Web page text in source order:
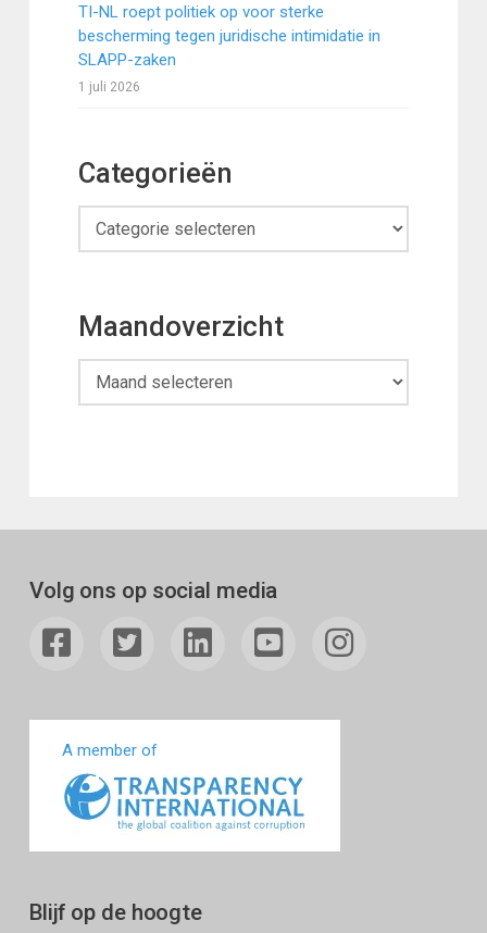
TI-NL roept politiek op voor sterke
bescherming tegen juridische intimidatie in
SLAPP-zaken
1 juli 2026
Categorieën
Categorieën
Maandoverzicht
Maandoverzicht
Volg ons op social media
A member of
Blijf op de hoogte